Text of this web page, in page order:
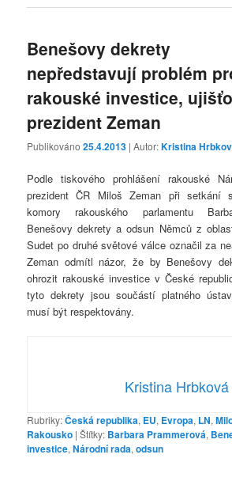
Benešovy dekrety
nepředstavují problém
rakouské investice,
prezident Zeman
Publikováno25.4.2013 | Autor:Kristina
Podle tiskového prohlášení rakouské
prezident ČR Miloš Zeman při setkání
komory rakouského parlamentu
Benešovy dekrety a odsun Němců z
Sudet po druhé světové válce označil za
Zeman odmítl názor, že by Benešovy
ohrozit rakouské investice v České
tyto dekrety jsou součástí platného
musí být respektovány.
Kristina Hrbková
Rubriky:Česká republika, EU, Evropa, LN,
Rakousko |Štítky: Barbara Prammerová,
investice,Národní rada,odsun